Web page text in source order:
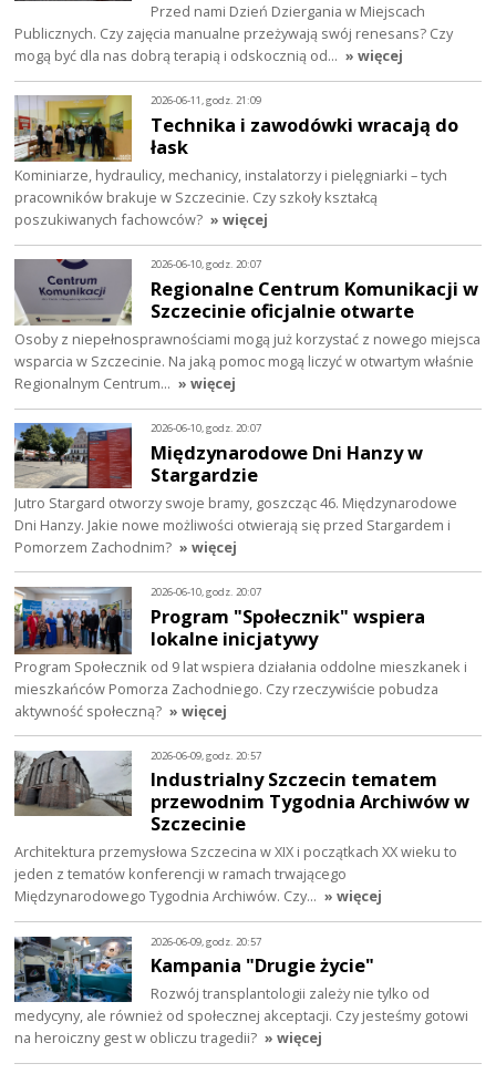
Przed nami Dzień Dziergania w Miejscach
Publicznych. Czy zajęcia manualne przeżywają swój renesans? Czy
mogą być dla nas dobrą terapią i odskocznią od… » więcej
2026-06-11, godz. 21:09
Technika i zawodówki wracają do
łask
Kominiarze, hydraulicy, mechanicy, instalatorzy i pielęgniarki – tych
pracowników brakuje w Szczecinie. Czy szkoły kształcą
poszukiwanych fachowców? » więcej
2026-06-10, godz. 20:07
Regionalne Centrum Komunikacji w
Szczecinie oficjalnie otwarte
Osoby z niepełnosprawnościami mogą już korzystać z nowego miejsca
wsparcia w Szczecinie. Na jaką pomoc mogą liczyć w otwartym właśnie
Regionalnym Centrum… » więcej
2026-06-10, godz. 20:07
Międzynarodowe Dni Hanzy w
Stargardzie
Jutro Stargard otworzy swoje bramy, goszcząc 46. Międzynarodowe
Dni Hanzy. Jakie nowe możliwości otwierają się przed Stargardem i
Pomorzem Zachodnim? » więcej
2026-06-10, godz. 20:07
Program "Społecznik" wspiera
lokalne inicjatywy
Program Społecznik od 9 lat wspiera działania oddolne mieszkanek i
mieszkańców Pomorza Zachodniego. Czy rzeczywiście pobudza
aktywność społeczną? » więcej
2026-06-09, godz. 20:57
Industrialny Szczecin tematem
przewodnim Tygodnia Archiwów w
Szczecinie
Architektura przemysłowa Szczecina w XIX i początkach XX wieku to
jeden z tematów konferencji w ramach trwającego
Międzynarodowego Tygodnia Archiwów. Czy… » więcej
2026-06-09, godz. 20:57
Kampania "Drugie życie"
Rozwój transplantologii zależy nie tylko od
medycyny, ale również od społecznej akceptacji. Czy jesteśmy gotowi
na heroiczny gest w obliczu tragedii? » więcej